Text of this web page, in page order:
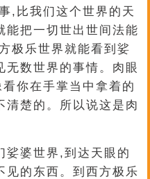
,比我们这个世界的天
能把一切世出世间法能
极乐世界就能看到娑
无数世界的事情。肉眼
你在手掌当中拿着的
清楚的。所以说这是肉
娑婆世界,到达天眼的
见的东西。到西方极乐